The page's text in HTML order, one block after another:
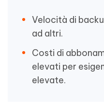
Velocità di
ad altri.
Costi di
elevati per
elevate.